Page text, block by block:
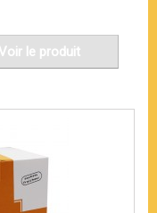
Voir le produit